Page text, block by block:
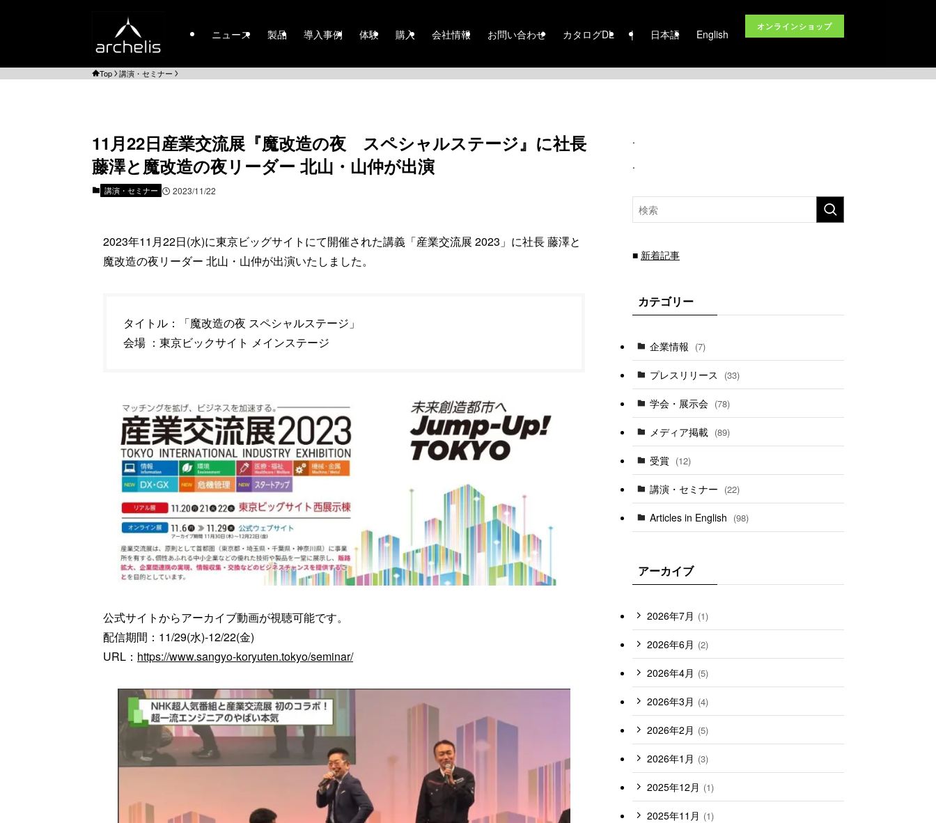
ニュース 製品 導入事例 体験 購入 会社情報 お問い合わせ カタログDL | 日本語 English
オンラインショップ
Top 講演・セミナー
11月22日産業交流展『魔改造の夜 スペシャルステージ』に社長
藤澤と魔改造の夜リーダー 北山・山仲が出演
講演・セミナー 2023/11/22
2023年11月22日(水)に東京ビッグサイトにて開催された講義「産業交流展 2023」に社長 藤澤と
魔改造の夜リーダー 北山・山仲が出演いたしました。
タイトル：「魔改造の夜 スペシャルステージ」
会場 ：東京ビックサイト メインステージ
公式サイトからアーカイブ動画が視聴可能です。
配信期間：11/29(水)-12/22(金)
URL： https://www.sangyo-koryuten.tokyo/seminar/
.
.
■ 新着記事
カテゴリー
企業情報 (7)
プレスリリース (33)
学会・展示会 (78)
メディア掲載 (89)
受賞 (12)
講演・セミナー (22)
Articles in English (98)
アーカイブ
2026年7月 (1)
2026年6月 (2)
2026年4月 (5)
2026年3月 (4)
2026年2月 (5)
2026年1月 (3)
2025年12月 (1)
2025年11月 (1)